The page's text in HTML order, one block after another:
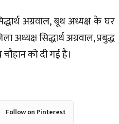
अग्रवाल, बूथ अध्यक्ष के घर
अध्यक्ष सिद्धार्थ अग्रवाल, प्रबुद्ध
को दी गई है।
Follow on Pinterest